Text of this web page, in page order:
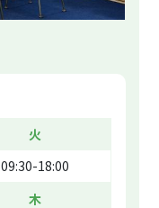
火
09:30-18:00
木